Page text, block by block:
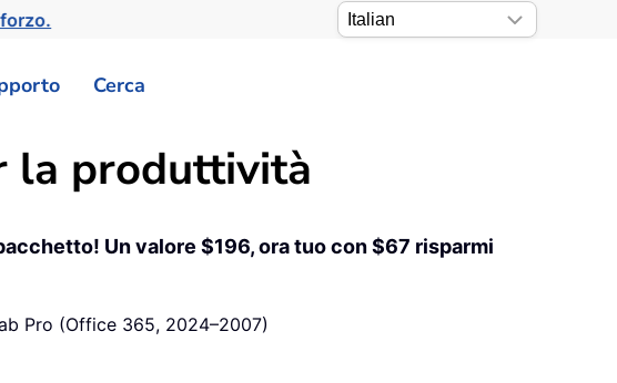
Cerca
la produttività
Un valore $196, ora tuo con $67 risparmi
Pro (Office 365, 2024–2007)